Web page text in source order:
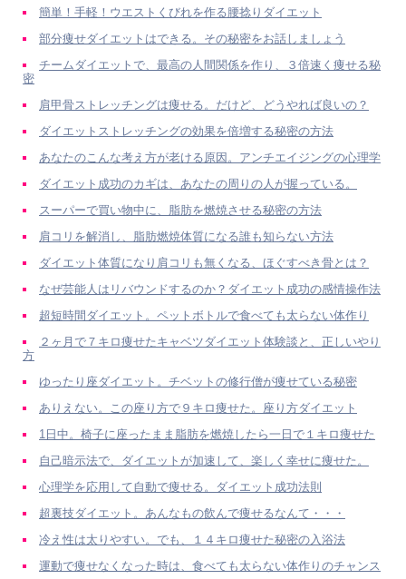
簡単！手軽！ウエストくびれを作る腰捻りダイエット
部分痩せダイエットはできる。その秘密をお話しましょう
チームダイエットで、最高の人間関係を作り、３倍速く痩せる秘
密
肩甲骨ストレッチングは痩せる。だけど、どうやれば良いの？
ダイエットストレッチングの効果を倍増する秘密の方法
あなたのこんな考え方が老ける原因。アンチエイジングの心理学
ダイエット成功のカギは、あなたの周りの人が握っている。
スーパーで買い物中に、脂肪を燃焼させる秘密の方法
肩コリを解消し、脂肪燃焼体質になる誰も知らない方法
ダイエット体質になり肩コリも無くなる、ほぐすべき骨とは？
なぜ芸能人はリバウンドするのか？ダイエット成功の感情操作法
超短時間ダイエット。ペットボトルで食べても太らない体作り
２ヶ月で７キロ痩せたキャベツダイエット体験談と、正しいやり
方
ゆったり座ダイエット。チベットの修行僧が痩せている秘密
ありえない。この座り方で９キロ痩せた。座り方ダイエット
1日中。椅子に座ったまま脂肪を燃焼したら一日で１キロ痩せた
自己暗示法で、ダイエットが加速して、楽しく幸せに痩せた。
心理学を応用して自動で痩せる。ダイエット成功法則
超裏技ダイエット。あんなもの飲んで痩せるなんて・・・
冷え性は太りやすい。でも、１４キロ痩せた秘密の入浴法
運動で痩せなくなった時は、食べても太らない体作りのチャンス